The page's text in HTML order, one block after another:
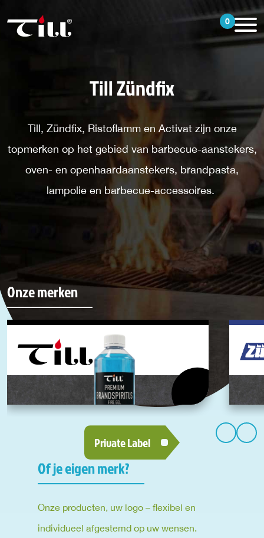
0
Till Zündfix
Till, Zündfix, Ristoflamm en Activat zijn onze
topmerken op het gebied van barbecue-aanstekers,
oven- en openhaardaanstekers, brandpasta,
lampolie en barbecue-accessoires.
Onze merken
Private Label
Of je eigen merk?
Onze producten, uw logo – flexibel en
individueel afgestemd op uw wensen.